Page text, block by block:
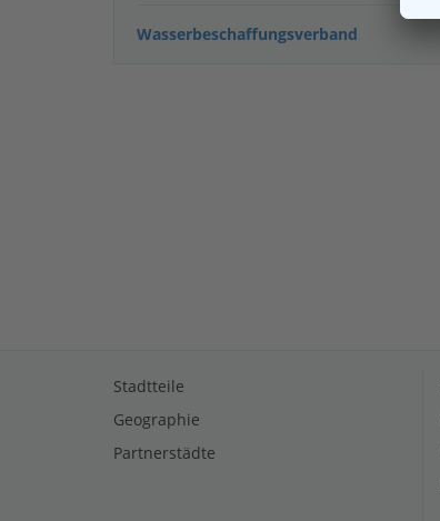
Wasserbeschaffungsverband
Stadtteile
Geographie
Partnerstädte